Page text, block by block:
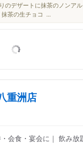
のデザートに抹茶のノンア
茶の生チョコ ...
重洲店
会食・宴会に｜ 飲み放